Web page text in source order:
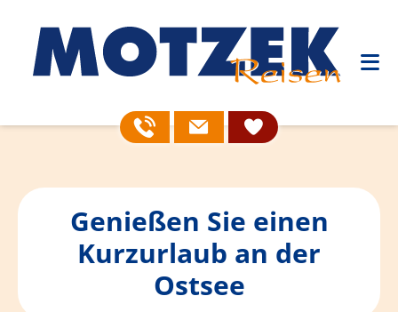
Genießen Sie einen
Kurzurlaub an der
Ostsee